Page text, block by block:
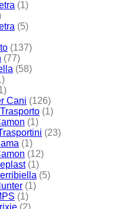
(1)
(5)
(137)
(77)
(58)
Cani (126)
(1)
(1)
(23)
(1)
(12)
(1)
(5)
(1)
(1)
(2)